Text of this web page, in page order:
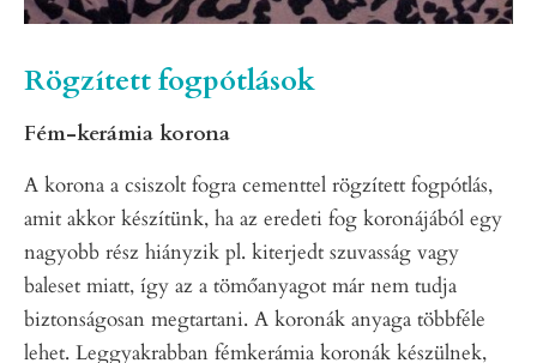
Rögzített fogpótlások
Fém-kerámia korona
A korona a csiszolt fogra cementtel rögzített fogpótlás,
amit akkor készítünk, ha az eredeti fog koronájából egy
nagyobb rész hiányzik pl. kiterjedt szuvasság vagy
baleset miatt, így az a tömőanyagot már nem tudja
biztonságosan megtartani. A koronák anyaga többféle
lehet. Leggyakrabban fémkerámia koronák készülnek,